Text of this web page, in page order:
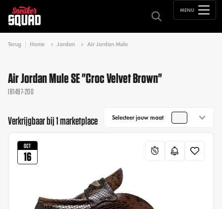
MENU
Terug Home Jordan Air Jordan Mule
Air Jordan Mule SE "Croc Velvet Brown"
IB1497-200
Verkrijgbaar bij 1 marketplace Selecteer jouw maat
OCT
16